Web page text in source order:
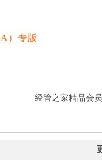
）专版
经管之家精品会